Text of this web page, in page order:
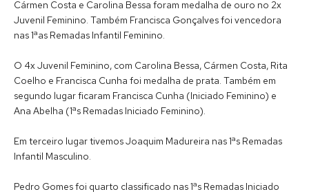
Cármen Costa e Carolina Bessa foram medalha de ouro no 2x
Juvenil Feminino. Também Francisca Gonçalves foi vencedora
nas 1ªas Remadas Infantil Feminino.
O 4x Juvenil Feminino, com Carolina Bessa, Cármen Costa, Rita
Coelho e Francisca Cunha foi medalha de prata. Também em
segundo lugar ficaram Francisca Cunha (Iniciado Feminino) e
Ana Abelha (1ªs Remadas Iniciado Feminino).
Em terceiro lugar tivemos Joaquim Madureira nas 1ªs Remadas
Infantil Masculino.
Pedro Gomes foi quarto classificado nas 1ªs Remadas Iniciado